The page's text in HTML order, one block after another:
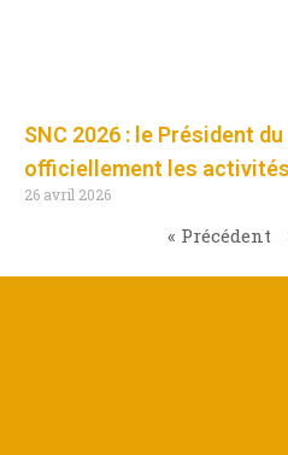
SNC 2026 : le Président
officiellement les activités
26 avril 2026
« Précédent